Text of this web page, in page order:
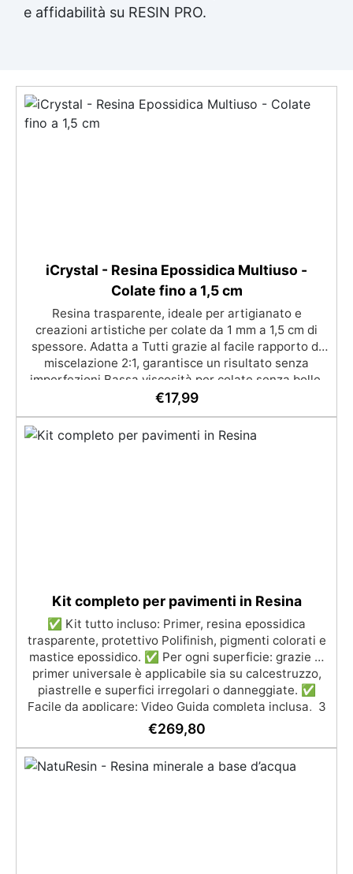
e affidabilità su RESIN PRO.
iCrystal - Resina Epossidica Multiuso -
Colate fino a 1,5 cm
Resina trasparente, ideale per artigianato e
creazioni artistiche per colate da 1 mm a 1,5 cm di
spessore. Adatta a Tutti grazie al facile rapporto di
miscelazione 2:1, garantisce un risultato senza
imperfezioni Bassa viscosità per colate senza bolle,
compatibile con legno, silicone, vetro, metallo e altri
per il contatto con la pelle, Bpa Free e senza Solventi
(Voc Free) Superficie lucida, autolivellante e con filtri
€17,99
Kit completo per pavimenti in Resina
✅ Kit tutto incluso: Primer, resina epossidica
trasparente, protettivo Polifinish, pigmenti colorati e
mastice epossidico. ✅ Per ogni superficie: grazie al
primer universale è applicabile sia su calcestruzzo,
piastrelle e superfici irregolari o danneggiate. ✅
Facile da applicare: Video Guida completa inclusa, 3
semplici passaggi, dalla preparazione della superficie
alla finitura protettiva antigraffio. ✅ Risultati
professionali: Sistema autolivellante, resistente ai
raggi UV, duraturo e con finitura lucida o satinata. ✅
€269,80